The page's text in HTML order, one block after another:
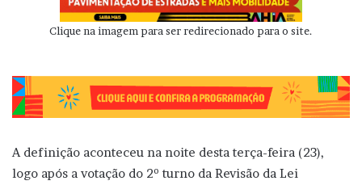
Clique na imagem para ser redirecionado para o site.
A definição aconteceu na noite desta terça-feira (23),
logo após a votação do 2º turno da Revisão da Lei